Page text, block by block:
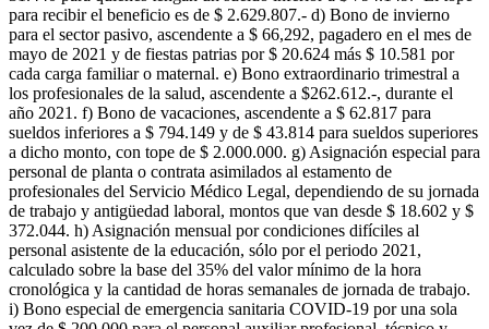
para recibir el beneficio es de $ 2.629.807.- d) Bono de invierno
para el sector pasivo, ascendente a $ 66,292, pagadero en el mes de
mayo de 2021 y de fiestas patrias por $ 20.624 más $ 10.581 por
cada carga familiar o maternal. e) Bono extraordinario trimestral a
los profesionales de la salud, ascendente a $262.612.-, durante el
año 2021. f) Bono de vacaciones, ascendente a $ 62.817 para
sueldos inferiores a $ 794.149 y de $ 43.814 para sueldos superiores
a dicho monto, con tope de $ 2.000.000. g) Asignación especial para
personal de planta o contrata asimilados al estamento de
profesionales del Servicio Médico Legal, dependiendo de su jornada
de trabajo y antigüedad laboral, montos que van desde $ 18.602 y $
372.044. h) Asignación mensual por condiciones difíciles al
personal asistente de la educación, sólo por el periodo 2021,
calculado sobre la base del 35% del valor mínimo de la hora
cronológica y la cantidad de horas semanales de jornada de trabajo.
i) Bono especial de emergencia sanitaria COVID-19 por una sola